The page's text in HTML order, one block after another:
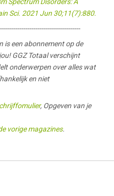
Sci. 2021 Jun 30;11(7):880.
is een abonnement op de
GGZ Totaal verschijnt
onderwerpen over alles wat
en niet
, Opgeven van je
vorige magazines.